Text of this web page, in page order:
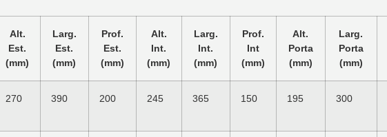
Alt.
Est.
(mm)
Larg.
Est.
(mm)
Prof.
Est.
(mm)
Alt.
Int.
(mm)
Larg.
Int.
(mm)
Prof.
Int
(mm)
Alt.
Porta
(mm)
Larg.
Porta
(mm)
270 390 200 245 365 150 195 300